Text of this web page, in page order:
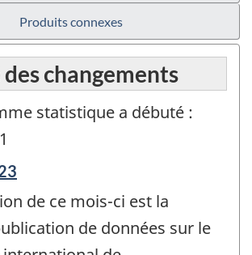
Produits connexes
des changements
statistique a débuté :
de ce mois-ci est la
de données sur le